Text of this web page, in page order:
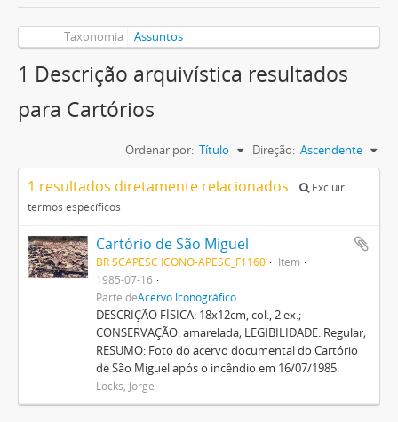
Taxonomia Assuntos
1 Descrição arquivística resultados
para Cartórios
Ordenar por: Título Direção: Ascendente
1 resultados diretamente relacionados
Excluir
termos específicos
Cartório de São Miguel
BR SCAPESC ICONO-APESC_F1160
Item
1985-07-16
Parte deAcervo Iconográfico
DESCRIÇÃO FÍSICA: 18x12cm, col., 2 ex.;
CONSERVAÇÃO: amarelada; LEGIBILIDADE: Regular;
RESUMO: Foto do acervo documental do Cartório
de São Miguel após o incêndio em 16/07/1985.
Locks, Jorge